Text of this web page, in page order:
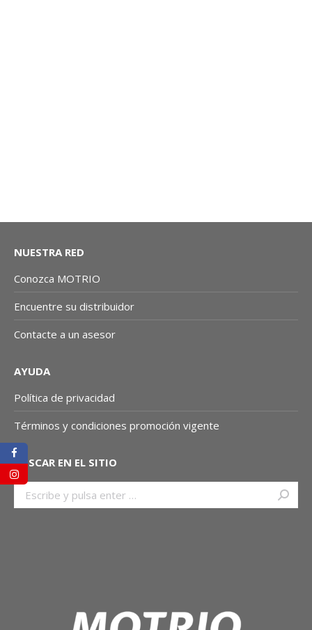
NUESTRA RED
Conozca MOTRIO
Encuentre su distribuidor
Contacte a un asesor
AYUDA
Política de privacidad
Términos y condiciones promoción vigente
BUSCAR EN EL SITIO
Buscar: